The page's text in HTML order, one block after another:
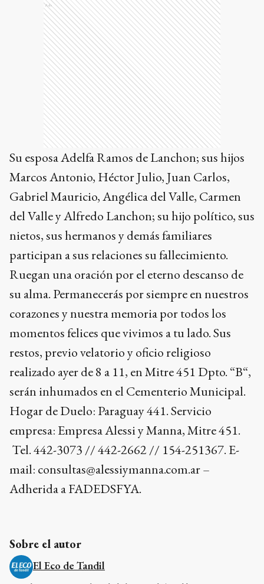
Ads
Su esposa Adelfa Ramos de Lanchon; sus hijos
Marcos Antonio, Héctor Julio, Juan Carlos,
Gabriel Mauricio, Angélica del Valle, Carmen
del Valle y Alfredo Lanchon; su hijo político, sus
nietos, sus hermanos y demás familiares
participan a sus relaciones su fallecimiento.
Ruegan una oración por el eterno descanso de
su alma. Permanecerás por siempre en nuestros
corazones y nuestra memoria por todos los
momentos felices que vivimos a tu lado. Sus
restos, previo velatorio y oficio religioso
realizado ayer de 8 a 11, en Mitre 451 Dpto. “B“,
serán inhumados en el Cementerio Municipal.
Hogar de Duelo: Paraguay 441. Servicio
empresa: Empresa Alessi y Manna, Mitre 451.
Tel. 442-3073 // 442-2662 // 154-251367. E-
mail: consultas@alessiymanna.com.ar –
Adherida a FADEDSFYA.
Sobre el autor
El Eco de Tandil